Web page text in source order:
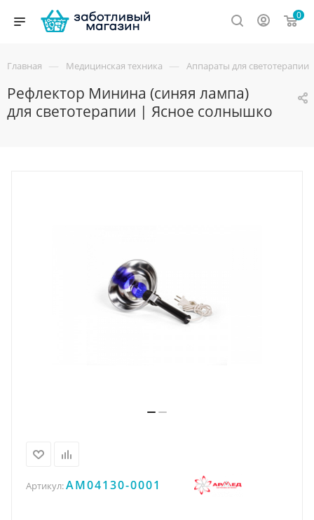
0
Главная — Медицинская техника — Аппараты для светотерапии
Рефлектор Минина (синяя лампа)
для светотерапии | Ясное солнышко
Артикул:AM04130-0001